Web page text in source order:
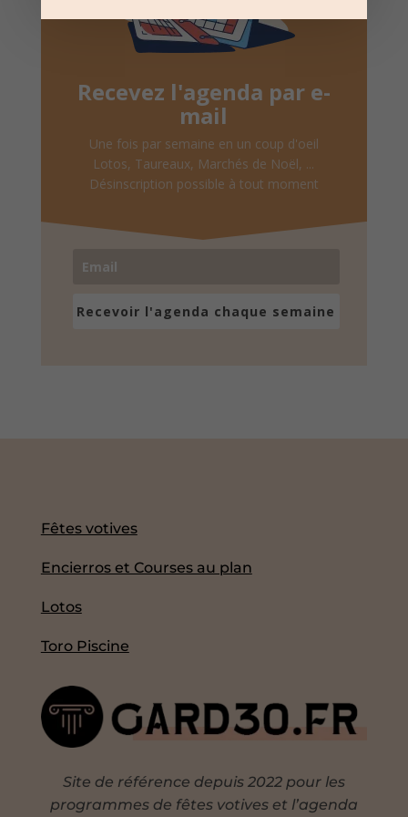
Recevez l'agenda par e-
mail
Une fois par semaine en un coup d'oeil
Lotos, Taureaux, Marchés de Noël, ...
Désinscription possible à tout moment
Recevoir l'agenda chaque semaine
Fêtes votives
Encierros et Courses au plan
Lotos
Toro Piscine
Site de référence depuis 2022 pour les
programmes de fêtes votives et l’agenda